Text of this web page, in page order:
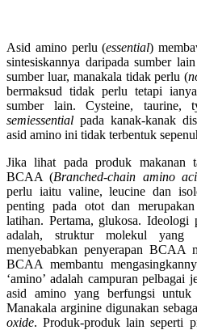
Asid amino perlu (essential)
sintesiskannya daripada sumber
sumber luar, manakala tidak perlu (
bermaksud tidak perlu tetapi
sumber lain. Cysteine, taurine,
semiessential pada kanak-kanak
asid amino ini tidak terbentuk
Jika lihat pada produk makanan
BCAA (Branched-chain amino
perlu iaitu valine, leucine dan
penting pada otot dan
latihan. Pertama, glukosa. Ideologi
adalah, struktur molekul yang
menyebabkan penyerapan BCAA
BCAA membantu
‘amino’ adalah campuran pelbagai
asid amino yang berfungsi untuk
Manakala arginine digunakan
oxide. Produk-produk lain seperti